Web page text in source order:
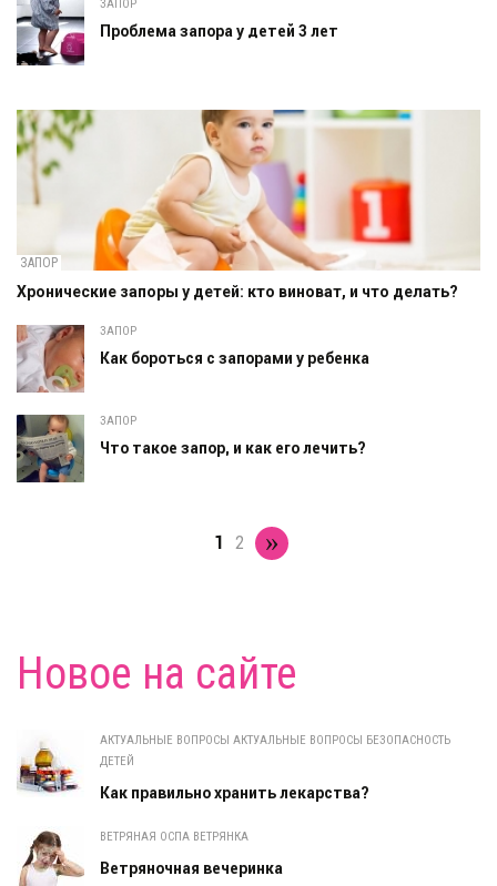
ЗАПОР
Проблема запора у детей 3 лет
ЗАПОР
Хронические запоры у детей: кто виноват, и что делать?
ЗАПОР
Как бороться с запорами у ребенка
ЗАПОР
Что такое запор, и как его лечить?
1 2 »
Новое на сайте
АКТУАЛЬНЫЕ ВОПРОСЫ АКТУАЛЬНЫЕ ВОПРОСЫ БЕЗОПАСНОСТЬ
ДЕТЕЙ
Как правильно хранить лекарства?
ВЕТРЯНАЯ ОСПА ВЕТРЯНКА
Ветряночная вечеринка